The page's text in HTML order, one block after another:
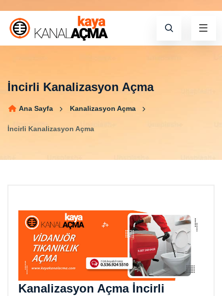
İncirli Kanalizasyon Açma
Ana Sayfa Kanalizasyon Açma
İncirli Kanalizasyon Açma
Kanalizasyon Açma İncirli